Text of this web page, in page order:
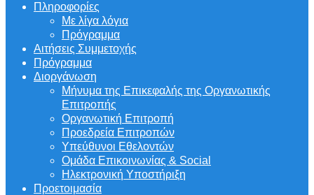
Πληροφορίες
Με λίγα λόγια
Πρόγραμμα
Αιτήσεις Συμμετοχής
Πρόγραμμα
Διοργάνωση
Μήνυμα της Επικεφαλής της Οργανωτικής
Επιτροπής
Οργανωτική Επιτροπή
Προεδρεία Επιτροπών
Υπεύθυνοι Εθελοντών
Ομάδα Επικοινωνίας & Social
Ηλεκτρονική Υποστήριξη
Προετοιμασία